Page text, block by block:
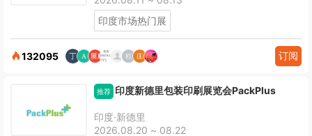
印度市场热门展
132095 订阅
推荐 印度新德里包装印刷展览会PackPlus
印度·新德里
2026.08.20 ~ 08.22